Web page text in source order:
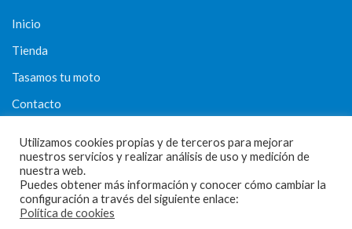
Inicio
Tienda
Tasamos tu moto
Contacto
CONDICIONES Y AVISOS LEGALES
Condiciones de compra
Utilizamos cookies propias y de terceros para mejorar
nuestros servicios y realizar análisis de uso y medición de
nuestra web.
Puedes obtener más información y conocer cómo cambiar la
configuración a través del siguiente enlace:
Política de cookies